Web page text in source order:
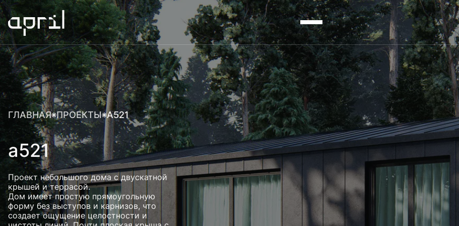
ГЛАВНАЯ ПРОЕКТЫ А521
а521
Проект небольшого дома с двускатной
крышей и террасой.
Дом имеет простую прямоугольную
форму без выступов и карнизов, что
создает ощущение целостности и